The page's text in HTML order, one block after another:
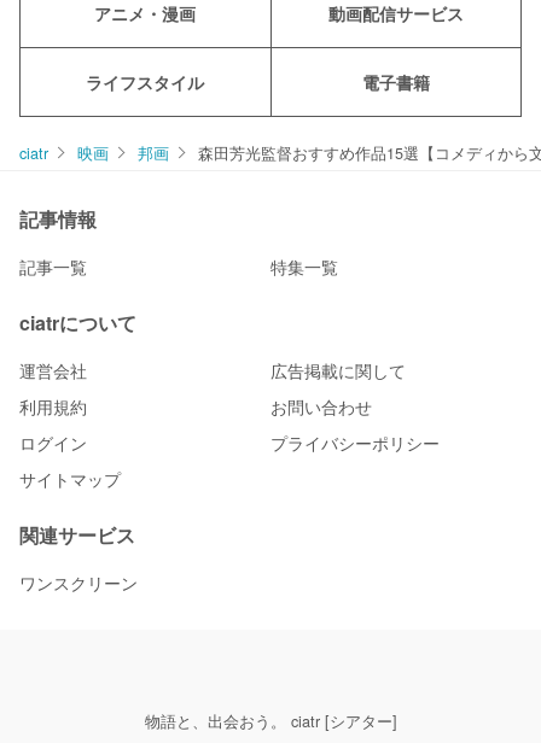
アニメ・漫画 動画配信サービス
ライフスタイル 電子書籍
ciatr 映画 邦画 森田芳光監督おすすめ作品15選【コメディから
記事情報
記事一覧 特集一覧
ciatrについて
運営会社
広告掲載に関して
利用規約
お問い合わせ
ログイン
プライバシーポリシー
サイトマップ
関連サービス
ワンスクリーン
物語と、出会おう。 ciatr [シアター]